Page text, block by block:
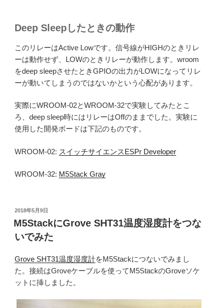
Deep Sleepしたときの動作
このリレーはActive Lowです。信号線がHIGHのときリレ
ーは動作せず、LOWのときリレーが動作します。wroom
をdeep sleepさせたときGPIOの出力がLOWになってリレ
ーが動いてしまうのではないかという心配があります。
実際にWROOM-02とWROOM-32で実験してみたとこ
ろ、deep sleep時にはリレーはOffのままでした。実験に
使用した開発ボードは下記のものです。
WROOM-02: スイッチサイエンスESPr Developer
WROOM-32: M5Stack Gray
投
稿
日:
2018年5月9日
M5StackにGrove SHT31温度湿度計をつな
いでみた
Grove SHT31温度湿度計をM5Stackにつないでみまし
た。接続はGroveケーブルを使ってM5StackのGroveソケ
ットに挿しました。